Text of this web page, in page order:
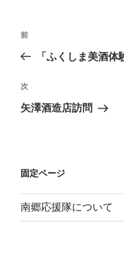
投
ビ
ゲ
ン
前
の
稿
前
「ふくしま美酒
次
の
次
矢澤酒造店訪問
固定ページ
南郷応援隊について